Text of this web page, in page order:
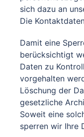
sich dazu an
Die
Damit eine
berücksichtigt
Daten zu
vorgehalten
Löschung der
gesetzliche
Soweit eine
sperren wir Ihre